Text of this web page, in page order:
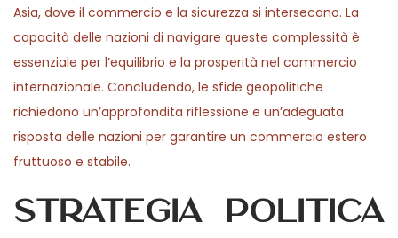
Asia, dove il commercio e la sicurezza si intersecano. La
capacità delle nazioni di navigare queste complessità è
essenziale per l’equilibrio e la prosperità nel commercio
internazionale. Concludendo, le sfide geopolitiche
richiedono un’approfondita riflessione e un’adeguata
risposta delle nazioni per garantire un commercio estero
fruttuoso e stabile.
Strategia politica